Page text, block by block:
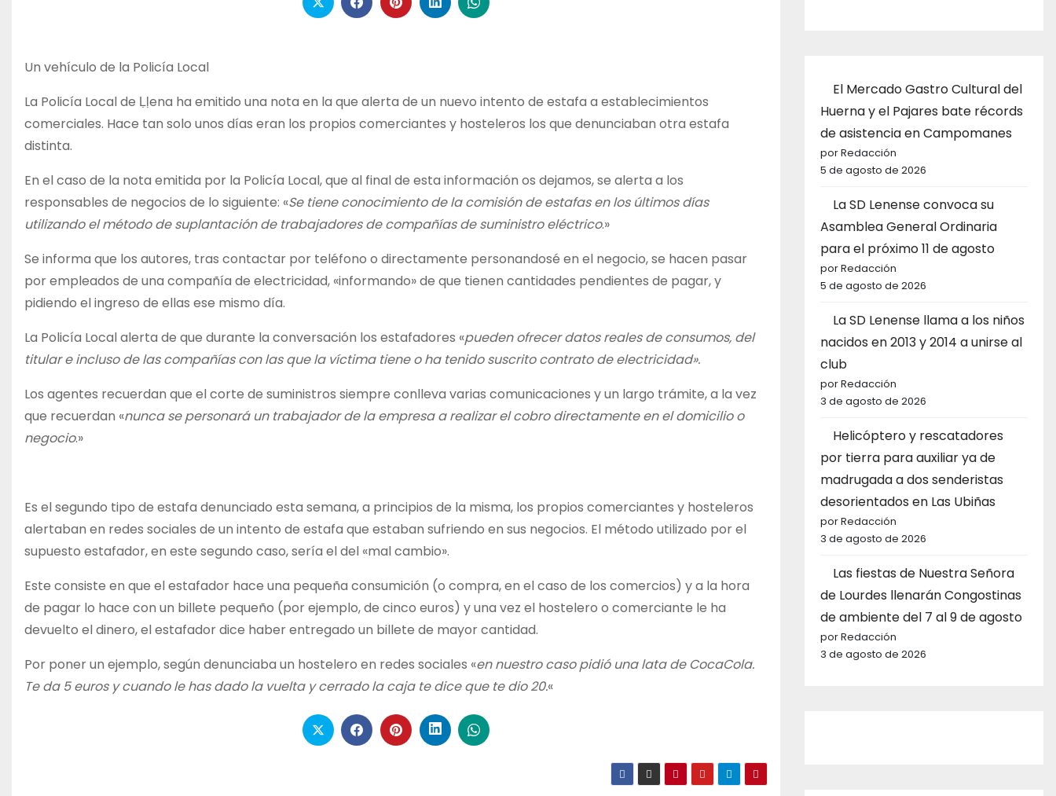
Un vehículo de la Policía Local
La Policía Local de Ḷḷena ha emitido una nota en la que alerta de un nuevo intento de estafa a establecimientos
comerciales. Hace tan solo unos días eran los propios comerciantes y hosteleros los que denunciaban otra estafa
distinta.
En el caso de la nota emitida por la Policía Local, que al final de esta información os dejamos, se alerta a los
responsables de negocios de lo siguiente: «Se tiene conocimiento de la comisión de estafas en los últimos días
utilizando el método de suplantación de trabajadores de compañías de suministro eléctrico.»
Se informa que los autores, tras contactar por teléfono o directamente personandosé en el negocio, se hacen pasar
por empleados de una compañía de electricidad, «informando» de que tienen cantidades pendientes de pagar, y
pidiendo el ingreso de ellas ese mismo día.
La Policía Local alerta de que durante la conversación los estafadores «pueden ofrecer datos reales de consumos, del
titular e incluso de las compañías con las que la víctima tiene o ha tenido suscrito contrato de electricidad».
Los agentes recuerdan que el corte de suministros siempre conlleva varias comunicaciones y un largo trámite, a la vez
que recuerdan «nunca se personará un trabajador de la empresa a realizar el cobro directamente en el domicilio o
negocio.»
Es el segundo tipo de estafa denunciado esta semana, a principios de la misma, los propios comerciantes y hosteleros
alertaban en redes sociales de un intento de estafa que estaban sufriendo en sus negocios. El método utilizado por el
supuesto estafador, en este segundo caso, sería el del «mal cambio».
Este consiste en que el estafador hace una pequeña consumición (o compra, en el caso de los comercios) y a la hora
de pagar lo hace con un billete pequeño (por ejemplo, de cinco euros) y una vez el hostelero o comerciante le ha
devuelto el dinero, el estafador dice haber entregado un billete de mayor cantidad.
Por poner un ejemplo, según denunciaba un hostelero en redes sociales «en nuestro caso pidió una lata de CocaCola.
Te da 5 euros y cuando le has dado la vuelta y cerrado la caja te dice que te dio 20.«
El Mercado Gastro Cultural del
Huerna y el Pajares bate récords
de asistencia en Campomanes
por Redacción
5 de agosto de 2026
La SD Lenense convoca su
Asamblea General Ordinaria
para el próximo 11 de agosto
por Redacción
5 de agosto de 2026
La SD Lenense llama a los niños
nacidos en 2013 y 2014 a unirse al
club
por Redacción
3 de agosto de 2026
Helicóptero y rescatadores
por tierra para auxiliar ya de
madrugada a dos senderistas
desorientados en Las Ubiñas
por Redacción
3 de agosto de 2026
Las fiestas de Nuestra Señora
de Lourdes llenarán Congostinas
de ambiente del 7 al 9 de agosto
por Redacción
3 de agosto de 2026